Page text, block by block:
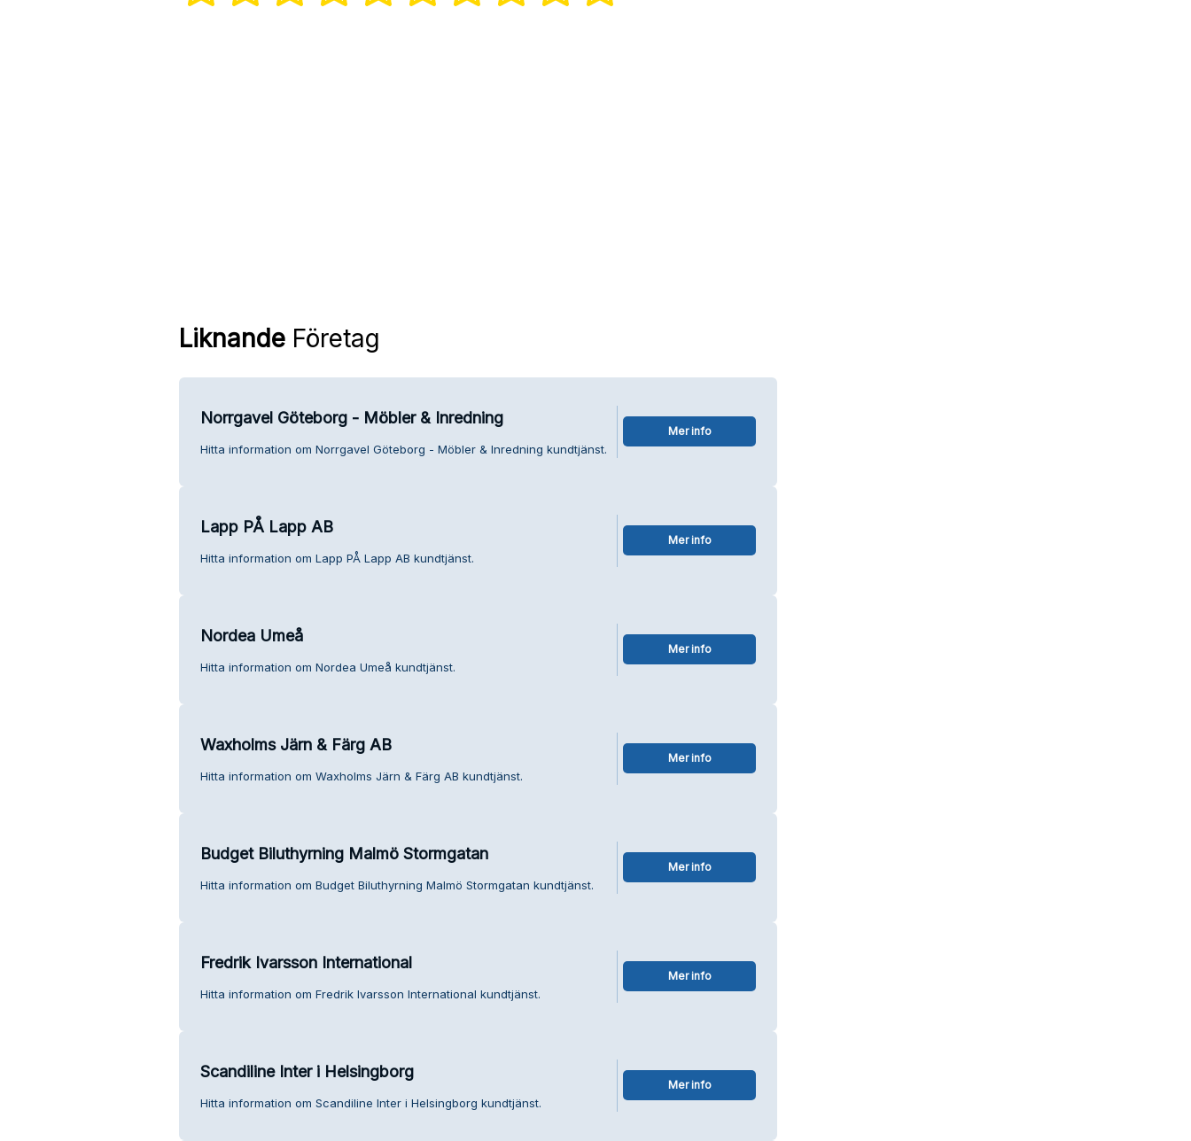
LiknandeFöretag
Norrgavel Göteborg - Möbler & Inredning
Hitta information om Norrgavel Göteborg - Möbler & Inredning kundtjänst.
Mer info
Lapp PÅ Lapp AB
Hitta information om Lapp PÅ Lapp AB kundtjänst.
Mer info
Nordea Umeå
Hitta information om Nordea Umeå kundtjänst.
Mer info
Waxholms Järn & Färg AB
Hitta information om Waxholms Järn & Färg AB kundtjänst.
Mer info
Budget Biluthyrning Malmö Stormgatan
Hitta information om Budget Biluthyrning Malmö Stormgatan kundtjänst.
Mer info
Fredrik Ivarsson International
Hitta information om Fredrik Ivarsson International kundtjänst.
Mer info
Scandiline Inter i Helsingborg
Hitta information om Scandiline Inter i Helsingborg kundtjänst.
Mer info